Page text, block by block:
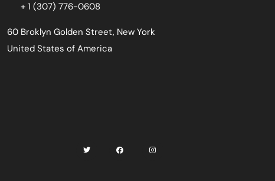
+ 1 (307) 776-0608
60 Broklyn Golden Street, New York
United States of America